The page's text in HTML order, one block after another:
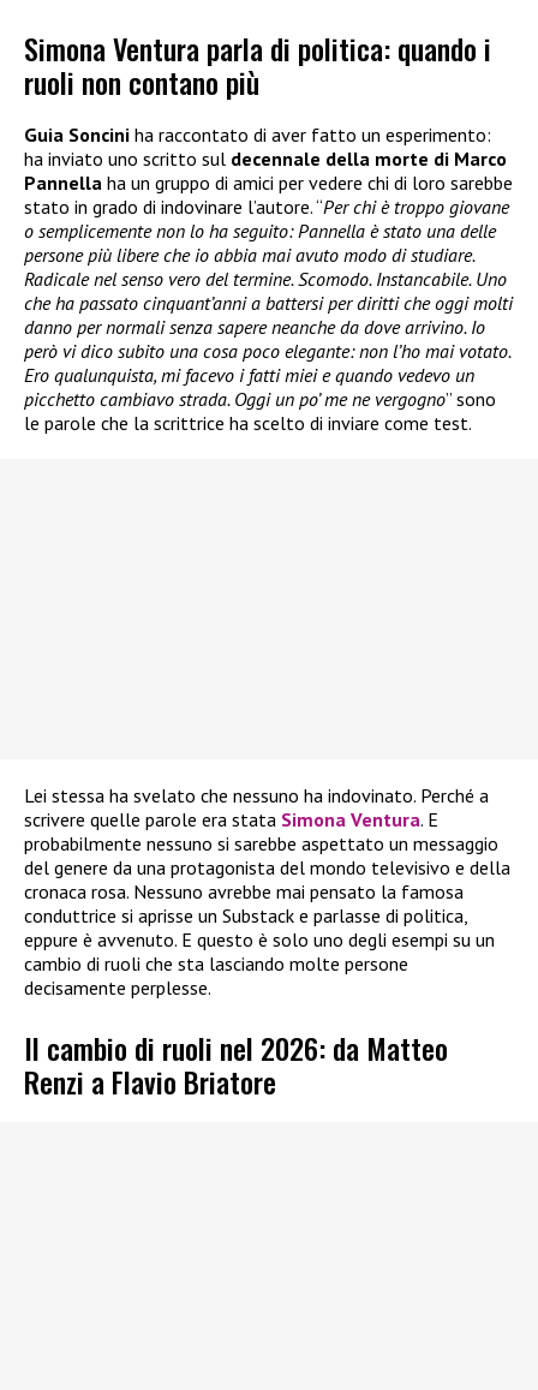
Simona Ventura parla di politica: quando i
ruoli non contano più
Guia Soncini ha raccontato di aver fatto un esperimento:
ha inviato uno scritto sul decennale della morte di Marco
Pannella ha un gruppo di amici per vedere chi di loro sarebbe
stato in grado di indovinare l’autore. “Per chi è troppo giovane
o semplicemente non lo ha seguito: Pannella è stato una delle
persone più libere che io abbia mai avuto modo di studiare.
Radicale nel senso vero del termine. Scomodo. Instancabile. Uno
che ha passato cinquant’anni a battersi per diritti che oggi molti
danno per normali senza sapere neanche da dove arrivino. Io
però vi dico subito una cosa poco elegante: non l’ho mai votato.
Ero qualunquista, mi facevo i fatti miei e quando vedevo un
picchetto cambiavo strada. Oggi un po’ me ne vergogno” sono
le parole che la scrittrice ha scelto di inviare come test.
Lei stessa ha svelato che nessuno ha indovinato. Perché a
scrivere quelle parole era stata Simona Ventura. E
probabilmente nessuno si sarebbe aspettato un messaggio
del genere da una protagonista del mondo televisivo e della
cronaca rosa. Nessuno avrebbe mai pensato la famosa
conduttrice si aprisse un Substack e parlasse di politica,
eppure è avvenuto. E questo è solo uno degli esempi su un
cambio di ruoli che sta lasciando molte persone
decisamente perplesse.
Il cambio di ruoli nel 2026: da Matteo
Renzi a Flavio Briatore